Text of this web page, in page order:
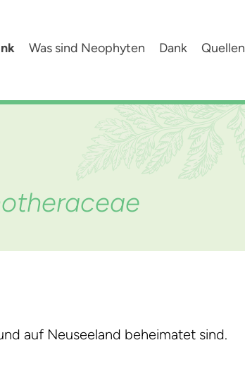
Was sind Neophyten Dank Quellen
auf Neuseeland beheimatet sind.